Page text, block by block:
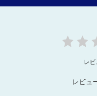
レ
レビュ